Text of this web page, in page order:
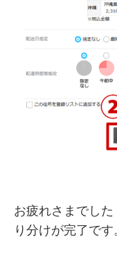
お疲れさまでし
り分けが完了です